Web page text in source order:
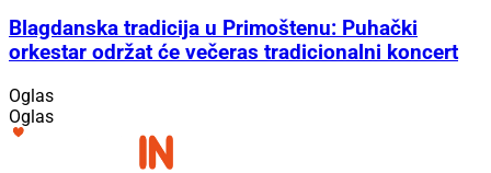
Blagdanska tradicija u Primoštenu: Puhački
orkestar održat će večeras tradicionalni koncert
Oglas
Oglas